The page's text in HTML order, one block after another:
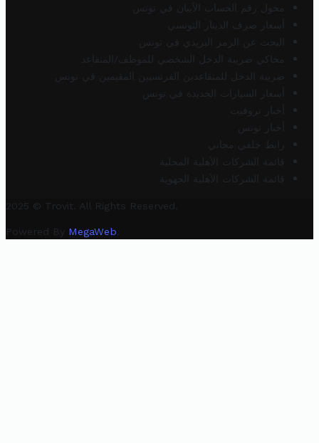
محول رقم الحساب الآيبان في تونس
أسعار صرف الدينار التونسي
البحث عن الرمز البريدي في تونس
محاكي ضريبة الدخل الشخصي للموظف/المتقاعد
ضريبة الدخل للمتقاعدين الفرنسيين المقيمين في تونس
أسعار السيارات الجديدة في تونس
أخبار تروفيت
أخبار تونس
رابط خلفي مجاني
قائمة الشركات الأهلية المحلية
قائمة الشركات الأهلية الجهوية
2025 © Trovit. All Rights Reserved.
Powered By MegaWeb